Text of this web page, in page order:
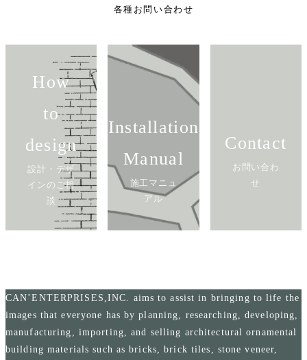
各種お問い合わせ
How
to
design
設計・デザ
インのご相
談
Installation
Manual
施工マニュ
アル
Contact
お問い合わ
せ
CAN’ENTERPRISES,INC. aims to assist in bringing to life the
images that everyone has by planning, researching, developing,
manufacturing, importing, and selling architectural ornamental
building materials such as bricks, brick tiles, stone veneer,